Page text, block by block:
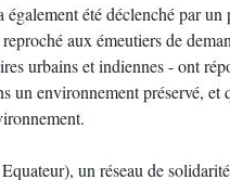
également été déclenché par
aux émeutiers de
urbains et indiennes - ont
environnement préservé, et
un réseau de